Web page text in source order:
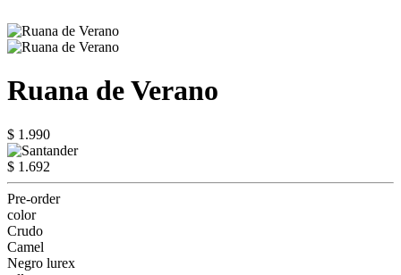
Ruana de Verano
$ 1.990
$ 1.692
Pre-order
color
Crudo
Camel
Negro lurex